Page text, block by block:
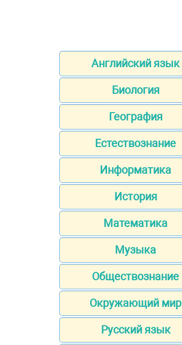
Английский язык
Биология
География
Естествознание
Информатика
История
Математика
Музыка
Обществознание
Окружающий мир
Русский язык